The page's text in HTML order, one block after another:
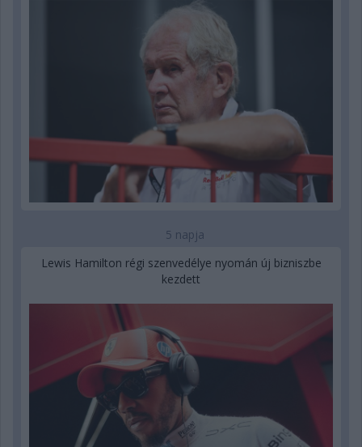
5 napja
Lewis Hamilton régi szenvedélye nyomán új bizniszbe
kezdett